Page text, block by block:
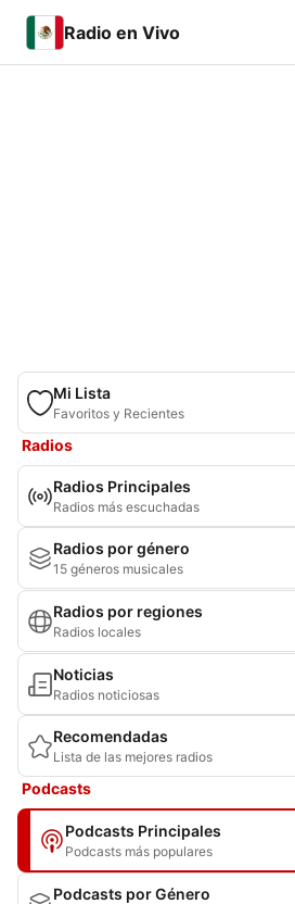
Radio en Vivo
Mi Lista
Favoritos y Recientes
Radios
Radios Principales
Radios más escuchadas
Radios por género
15 géneros musicales
Radios por regiones
Radios locales
Noticias
Radios noticiosas
Recomendadas
Lista de las mejores radios
Podcasts
Podcasts Principales
Podcasts más populares
Podcasts por Género